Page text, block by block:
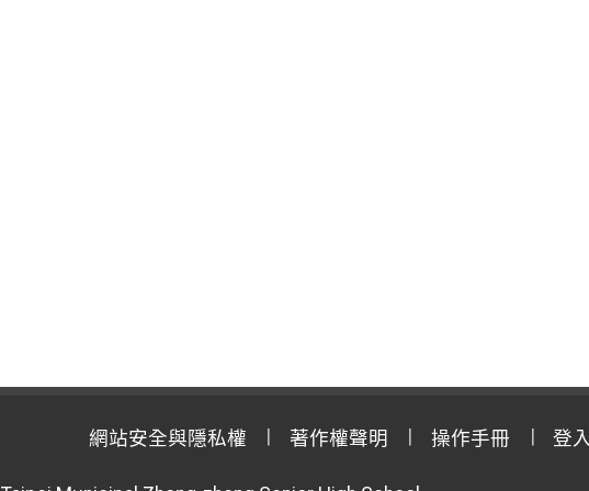
網站安全與隱私權 著作權聲明 操作手冊 登